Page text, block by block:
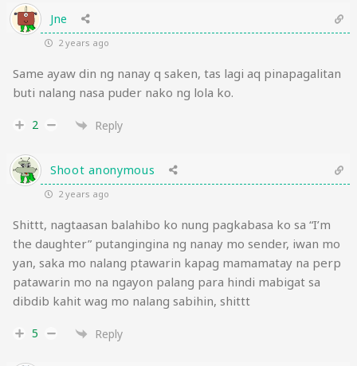
Jne
2 years ago
Same ayaw din ng nanay q saken, tas lagi aq pinapagalitan
buti nalang nasa puder nako ng lola ko.
2 Reply
Shoot anonymous
2 years ago
Shittt, nagtaasan balahibo ko nung pagkabasa ko sa “I’m
the daughter” putangingina ng nanay mo sender, iwan mo
yan, saka mo nalang ptawarin kapag mamamatay na perp
patawarin mo na ngayon palang para hindi mabigat sa
dibdib kahit wag mo nalang sabihin, shittt
5 Reply